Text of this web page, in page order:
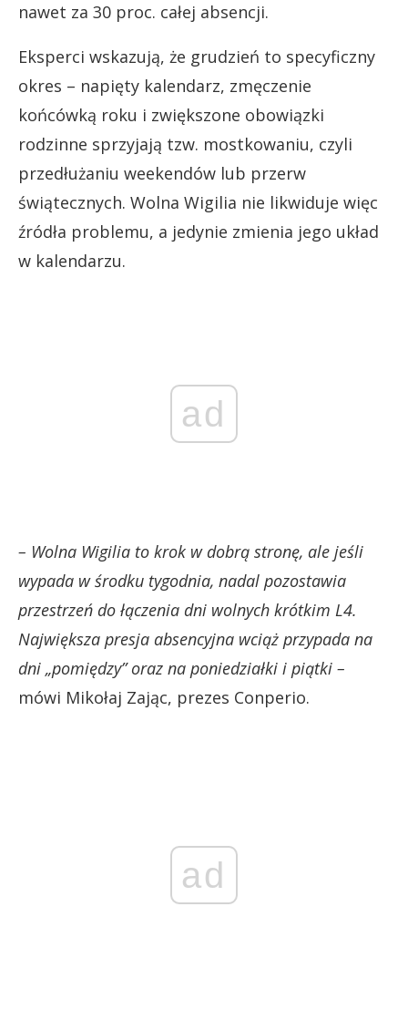
nawet za 30 proc. całej absencji.
Eksperci wskazują, że grudzień to specyficzny
okres – napięty kalendarz, zmęczenie
końcówką roku i zwiększone obowiązki
rodzinne sprzyjają tzw. mostkowaniu, czyli
przedłużaniu weekendów lub przerw
świątecznych. Wolna Wigilia nie likwiduje więc
źródła problemu, a jedynie zmienia jego układ
w kalendarzu.
ad
– Wolna Wigilia to krok w dobrą stronę, ale jeśli
wypada w środku tygodnia, nadal pozostawia
przestrzeń do łączenia dni wolnych krótkim L4.
Największa presja absencyjna wciąż przypada na
dni „pomiędzy” oraz na poniedziałki i piątki –
mówi Mikołaj Zając, prezes Conperio.
ad